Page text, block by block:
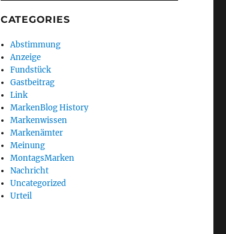
CATEGORIES
Abstimmung
Anzeige
Fundstück
Gastbeitrag
Link
MarkenBlog History
Markenwissen
Markenämter
Meinung
MontagsMarken
Nachricht
Uncategorized
Urteil